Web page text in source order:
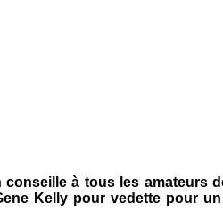
à tous les
Kelly pour vedette pour